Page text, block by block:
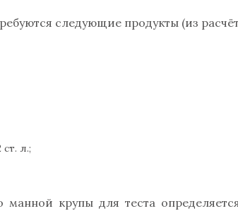
следующие продукты (из
л.;
манной крупы для теста